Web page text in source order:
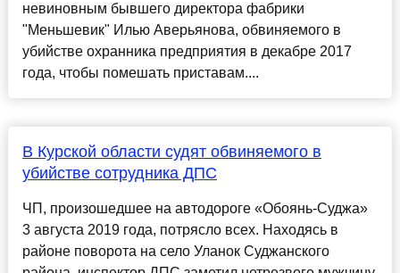
невиновным бывшего директора фабрики
"Меньшевик" Илью Аверьянова, обвиняемого в
убийстве охранника предприятия в декабре 2017
года, чтобы помешать приставам....
В Курской области судят обвиняемого в
убийстве сотрудника ДПС
ЧП, произошедшее на автодороге «Обоянь-Суджа»
3 августа 2019 года, потрясло всех. Находясь в
районе поворота на село Уланок Суджанского